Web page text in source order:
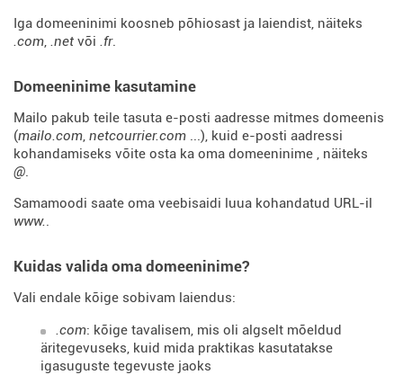
Iga domeeninimi koosneb põhiosast ja laiendist, näiteks
.com, .net või .fr.
Domeeninime kasutamine
Mailo pakub teile tasuta e-posti aadresse mitmes domeenis
(mailo.com, netcourrier.com ...), kuid e-posti aadressi
kohandamiseks võite osta ka oma domeeninime , näiteks
@.
Samamoodi saate oma veebisaidi luua kohandatud URL-il
www..
Kuidas valida oma domeeninime?
Vali endale kõige sobivam laiendus:
.com: kõige tavalisem, mis oli algselt mõeldud
äritegevuseks, kuid mida praktikas kasutatakse
igasuguste tegevuste jaoks